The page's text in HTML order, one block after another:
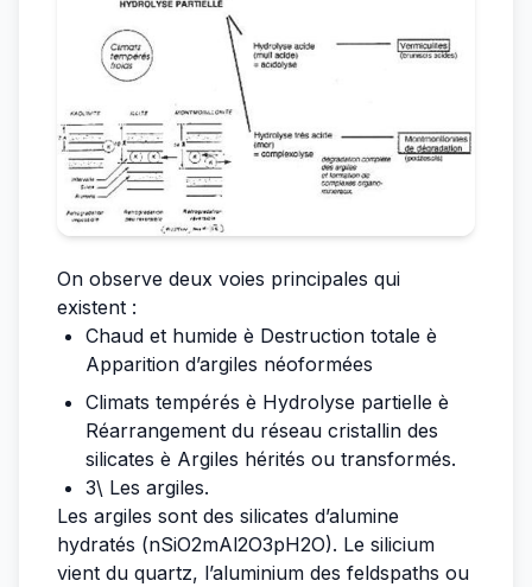
On observe deux voies principales qui
existent :
Chaud et humide è Destruction totale è
Apparition d’argiles néoformées
Climats tempérés è Hydrolyse partielle è
Réarrangement du réseau cristallin des
silicates è Argiles hérités ou transformés.
3\ Les argiles.
Les argiles sont des silicates d’alumine
hydratés (nSiO2mAl2O3pH2O). Le silicium
vient du quartz, l’aluminium des feldspaths ou